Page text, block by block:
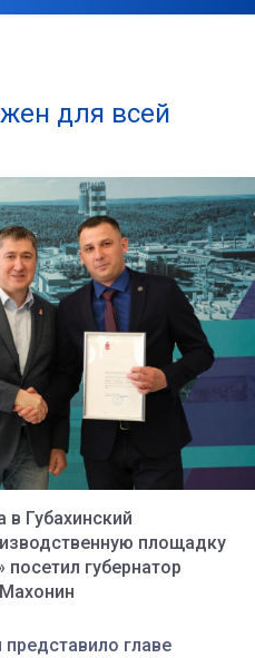
для всей
в Губахинский
площадку
губернатор
главе